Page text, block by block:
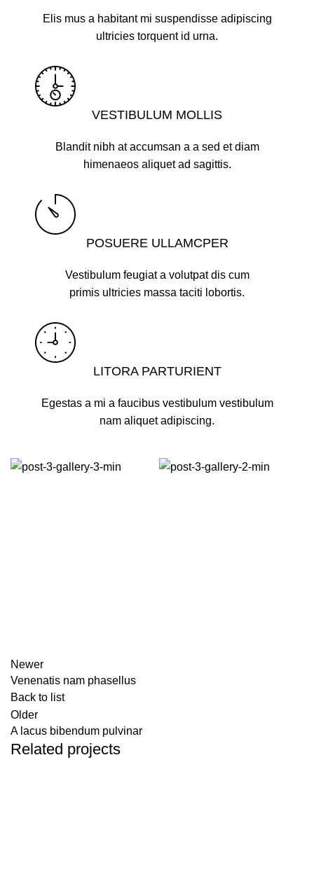
Elis mus a habitant mi suspendisse adipiscing
ultricies torquent id urna.
VESTIBULUM MOLLIS
Blandit nibh at accumsan a a sed et diam
himenaeos aliquet ad sagittis.
POSUERE ULLAMCPER
Vestibulum feugiat a volutpat dis cum
primis ultricies massa taciti lobortis.
LITORA PARTURIENT
Egestas a mi a faucibus vestibulum vestibulum
nam aliquet adipiscing.
Newer
Venenatis nam phasellus
Back to list
Older
A lacus bibendum pulvinar
Related projects